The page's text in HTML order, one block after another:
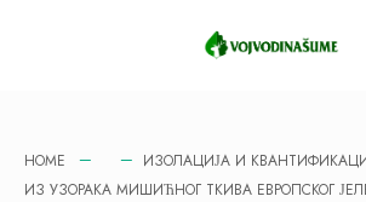
HOME
ИЗОЛАЦИЈА И
ИЗ УЗОРАКА МИШИЋНОГ ТКИВА ЕВРОПСКОГ